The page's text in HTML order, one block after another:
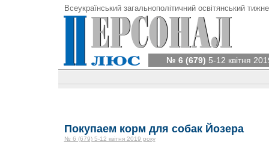
Всеукраїнський загальнополітичний освітянський
№ 6 (679) 5-12 квітня
Покупаем корм для собак Йозера
№ 6 (679) 5-12 квітня 2019 року